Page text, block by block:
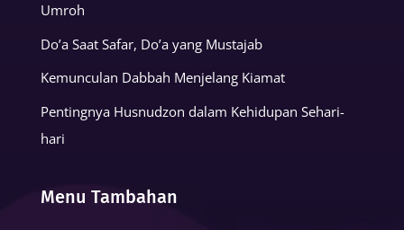
Umroh
Do’a Saat Safar, Do’a yang Mustajab
Kemunculan Dabbah Menjelang Kiamat
Pentingnya Husnudzon dalam Kehidupan Sehari-
hari
Menu Tambahan